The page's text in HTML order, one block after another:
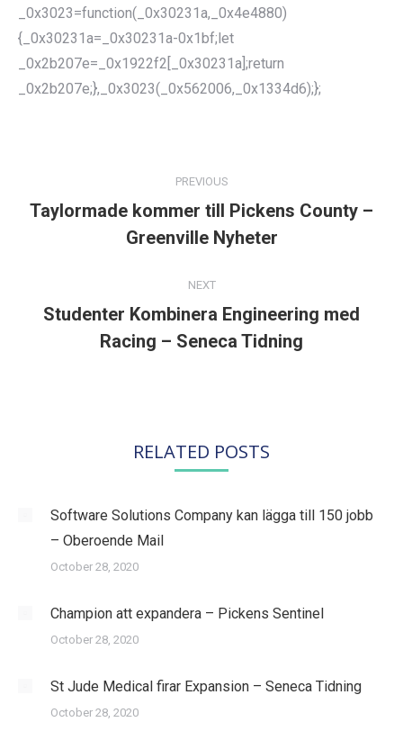
_0x3023=function(_0x30231a,_0x4e4880)
{_0x30231a=_0x30231a-0x1bf;let
_0x2b207e=_0x1922f2[_0x30231a];return
_0x2b207e;},_0x3023(_0x562006,_0x1334d6);};
PREVIOUS
Previous
post:
Taylormade kommer till Pickens County –
Greenville Nyheter
NEXT
Next
post:
Studenter Kombinera Engineering med
Racing – Seneca Tidning
RELATED POSTS
Software Solutions Company kan lägga till 150 jobb
– Oberoende Mail
October 28, 2020
Champion att expandera – Pickens Sentinel
October 28, 2020
St Jude Medical firar Expansion – Seneca Tidning
October 28, 2020